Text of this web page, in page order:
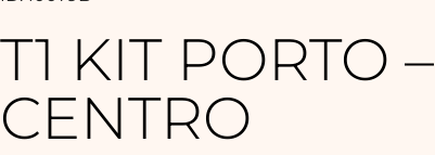
T1 KIT PORTO –
CENTRO